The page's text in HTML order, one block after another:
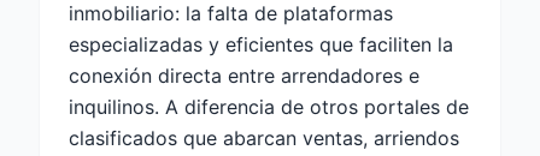
inmobiliario: la falta de plataformas
especializadas y eficientes que faciliten la
conexión directa entre arrendadores e
inquilinos. A diferencia de otros portales de
clasificados que abarcan ventas, arriendos